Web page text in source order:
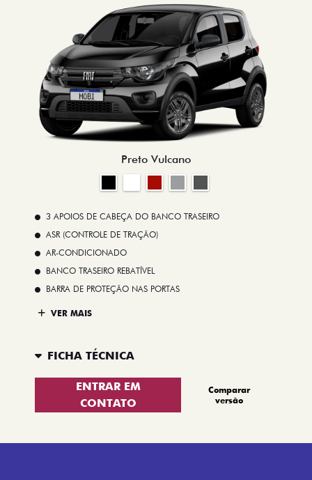
Preto Vulcano
3 APOIOS DE CABEÇA DO BANCO TRASEIRO
ASR (CONTROLE DE TRAÇÃO)
AR-CONDICIONADO
BANCO TRASEIRO REBATÍVEL
BARRA DE PROTEÇÃO NAS PORTAS
VER MAIS
FICHA TÉCNICA
ENTRAR EM
CONTATO
Comparar
versão